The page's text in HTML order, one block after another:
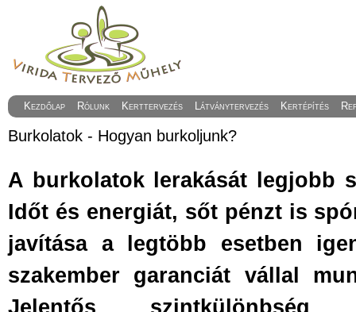
Kezdőlap Rólunk Kerttervezés Látványtervezés Kertépítés
Burkolatok - Hogyan burkoljunk?
A burkolatok lerakását legjobb
Id őt és energiát, sőt pénzt is
javítása a legtöbb esetben
szakember garanciát vállal
Jelentős